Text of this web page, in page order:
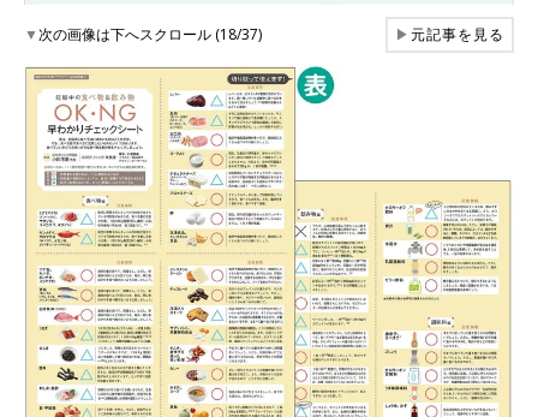
▼次の画像は下へスクロール (18/37) ▶元記事を見る